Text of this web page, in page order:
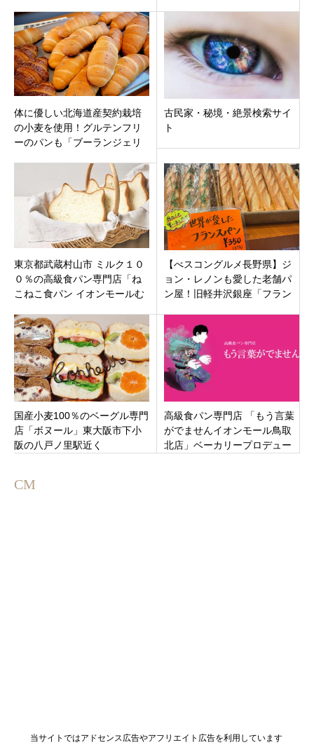
体に優しい北海道産契約栽培
の小麦を使用！グルテンフリ
ーのパンも「ブーランジェリ
古民家・秘境・絶景検索サイ
ト
東京都武蔵村山市 ミルク１０
０％の高級食パン専門店「ね
こねこ食パン イオンモールむ
【べスコングルメ長野県】ジ
ョン・レノンも愛した老舗パ
ン屋！旧軽井沢銀座「フラン
る。
国産小麦100％のベーグル専門
店「ボヌール」東大阪市下小
阪の八戸ノ里駅近く
高級食パン専門店 「もう言葉
がでませんイオンモール鳥取
北店」ベーカリープロデュー
CM
当サイトではアドセンス広告やアフリエイト広告を利用しています